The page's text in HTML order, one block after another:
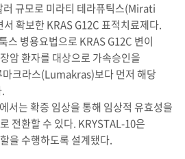
규모로 미라티 테라퓨틱스(Mirati
확보한 KRAS G12C 표적치료제다.
스 병용요법으로 KRAS G12C 변이
암 환자를 대상으로 가속승인을
마크라스(Lumakras)보다 먼저 해당
서는 확증 임상을 통해 임상적 유효성을
전환할 수 있다. KRYSTAL-10은
을 수행하도록 설계됐다.